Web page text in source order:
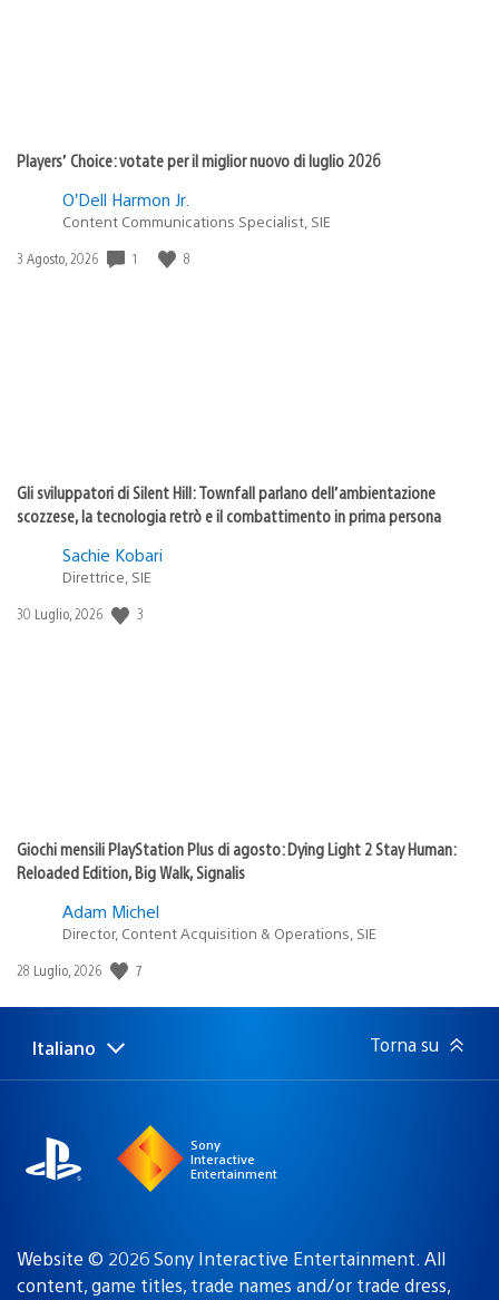
Players’ Choice: votate per il miglior nuovo di luglio 2026
O’Dell Harmon Jr.
Content Communications Specialist, SIE
Data
3 Agosto, 2026 1 8
Gli sviluppatori di Silent Hill: Townfall parlano dell’ambientazione
scozzese, la tecnologia retrò e il combattimento in prima persona
Sachie Kobari
Direttrice, SIE
Data
30 Luglio, 2026 3
Giochi mensili PlayStation Plus di agosto: Dying Light 2 Stay Human:
Reloaded Edition, Big Walk, Signalis
Adam Michel
Director, Content Acquisition & Operations, SIE
Data
pubblicazione:
28 Luglio, 2026 7
Seleziona
Regione
Italiano Torna su
Sony
Interactive
Entertainment
Website © 2026 Sony Interactive Entertainment. All
content, game titles, trade names and/or trade dress,